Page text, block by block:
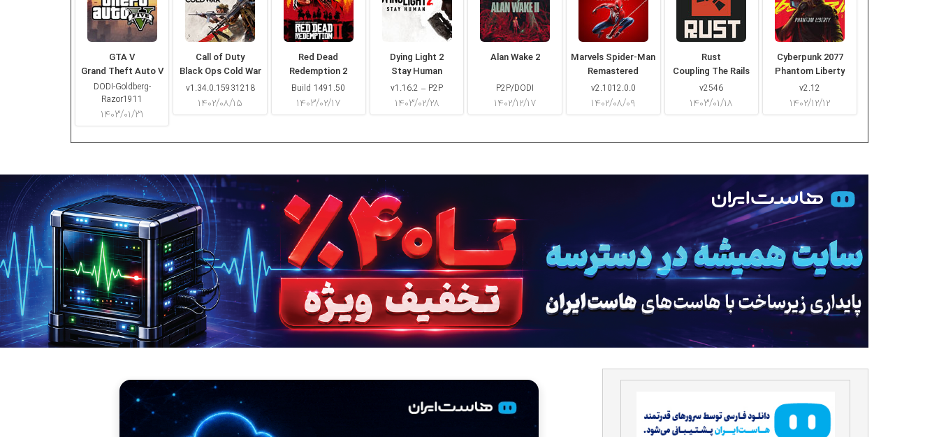
GTA V
Grand Theft Auto V
DODI-Goldberg-
Razor1911
۱۴۰۳/۰۱/۳۱
Call of Duty
Black Ops Cold War
v1.34.0.15931218
۱۴۰۲/۰۸/۱۵
Red Dead
Redemption 2
Build 1491.50
۱۴۰۳/۰۲/۱۷
Dying Light 2
Stay Human
v1.16.2 – P2P
۱۴۰۳/۰۲/۲۸
Alan Wake 2
P2P/DODI
۱۴۰۲/۱۲/۱۷
Marvels Spider-Man
Remastered
v2.1012.0.0
۱۴۰۲/۰۸/۰۹
Rust
Coupling The Rails
v2546
۱۴۰۳/۰۱/۱۸
Cyberpunk 2077
Phantom Liberty
v2.12
۱۴۰۲/۱۲/۱۲